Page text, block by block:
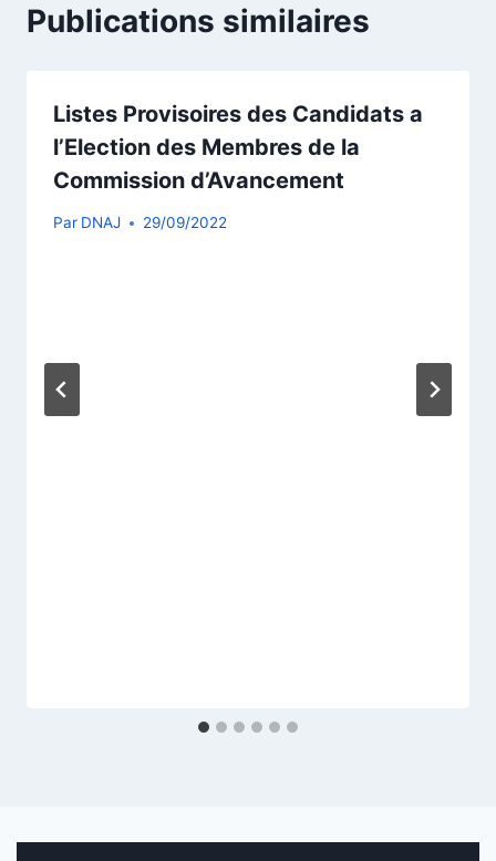
Publications similaires
Listes Provisoires des Candidats a
l’Election des Membres de la
Commission d’Avancement
Par DNAJ 29/09/2022